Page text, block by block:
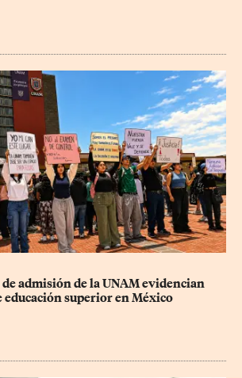
admisión de la UNAM evidencian
superior en México